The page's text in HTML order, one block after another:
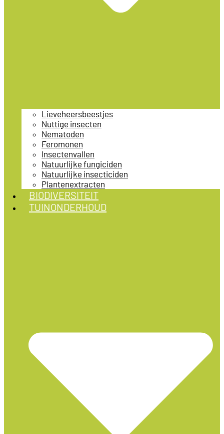
Lieveheersbeestjes
Nuttige insecten
Nematoden
Feromonen
Insectenvallen
Natuurlijke fungiciden
Natuurlijke insecticiden
Plantenextracten
BIODIVERSITEIT
TUINONDERHOUD